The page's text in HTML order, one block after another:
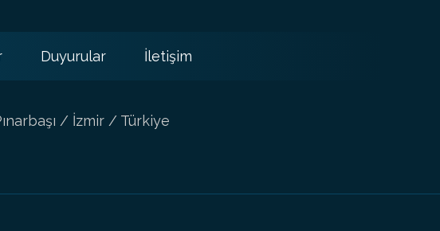
Duyurular İletişim
/ İzmir / Türkiye